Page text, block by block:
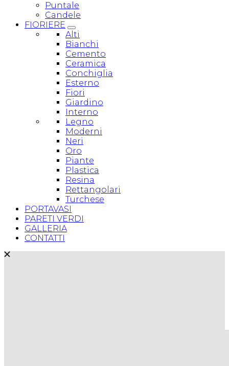
Puntale
Candele
FIORIERE
Alti
Bianchi
Cemento
Ceramica
Conchiglia
Esterno
Fiori
Giardino
Interno
Legno
Moderni
Neri
Oro
Piante
Plastica
Resina
Rettangolari
Turchese
PORTAVASI
PARETI VERDI
GALLERIA
CONTATTI